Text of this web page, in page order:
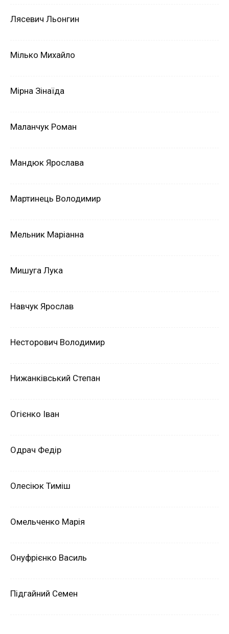
Лясевич Льонгин
Мілько Михайло
Мірна Зінаїда
Маланчук Роман
Мандюк Ярослава
Мартинець Володимир
Мельник Маріанна
Мишуга Лука
Навчук Ярослав
Несторович Володимир
Нижанківський Степан
Огієнко Іван
Одрач Федір
Олесіюк Тиміш
Омельченко Марія
Онуфрієнко Василь
Підгайний Семен